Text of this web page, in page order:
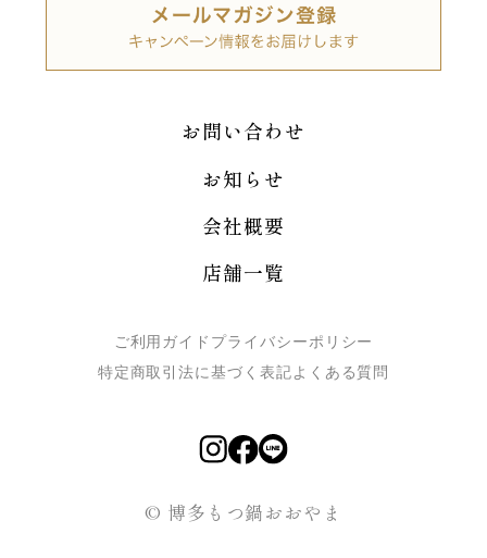
お問い合わせ
お知らせ
会社概要
店舗一覧
ご利用ガイド プライバシーポリシー
特定商取引法に基づく表記よくある質問
© 博多もつ鍋おおやま